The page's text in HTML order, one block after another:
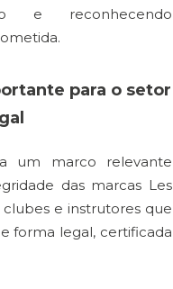
e reconhecendo
para o setor
um marco relevante
das marcas Les
e instrutores que
forma legal, certificada